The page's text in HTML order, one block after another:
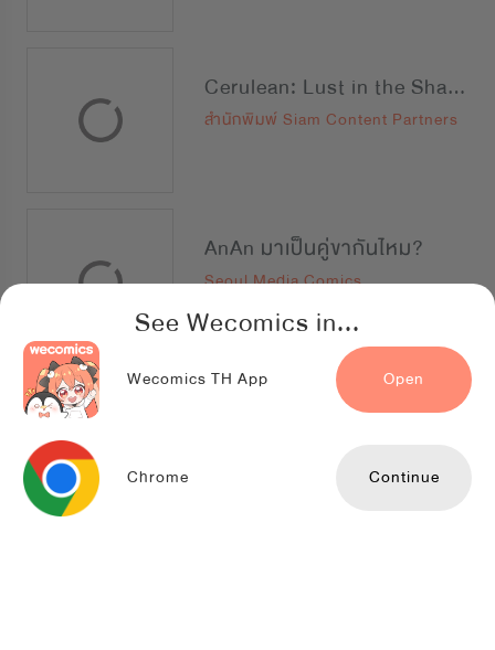
See Wecomics in...
Wecomics TH App Open
Chrome Continue
Cerulean: Lust in the Shadow
สำนักพิมพ์ Siam Content Partners
AnAn มาเป็นคู่ขากันไหม?
Seoul Media Comics
กลิ่นรักในความทรงจำ